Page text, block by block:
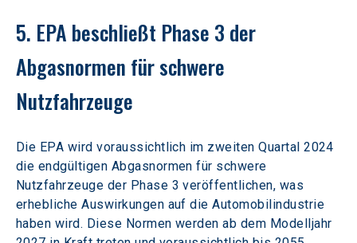
5. EPA beschließt Phase 3 der
Abgasnormen für schwere
Nutzfahrzeuge
Die EPA wird voraussichtlich im zweiten Quartal 2024
die endgültigen Abgasnormen für schwere
Nutzfahrzeuge der Phase 3 veröffentlichen, was
erhebliche Auswirkungen auf die Automobilindustrie
haben wird. Diese Normen werden ab dem Modelljahr